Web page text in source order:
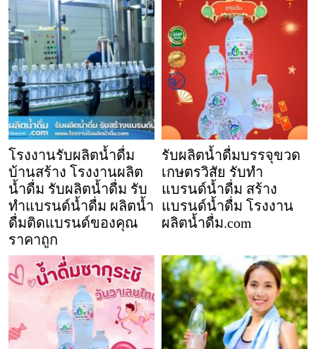
โรงงานรับผลิตน้ำดื่ม
บ้านสร้าง โรงงานผลิต
น้ำดื่ม รับผลิตน้ำดื่ม รับ
ทำแบรนด์น้ำดื่ม ผลิตน้ำ
ดื่มติดแบรนด์ของคุณ
ราคาถูก
รับผลิตน้ำดื่มบรรจุขวด
เกษตรวิสัย รับทำ
แบรนด์น้ำดื่ม สร้าง
แบรนด์น้ำดื่ม โรงงาน
ผลิตน้ำดื่ม.com